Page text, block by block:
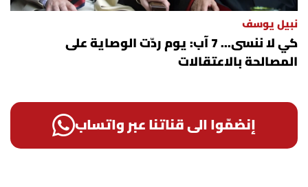
نبيل يوسف
كي لا ننسى... 7 آب: يوم ردّت الوصاية على
المصالحة بالاعتقالات
إنضمّوا الى قناتنا عبر واتساب